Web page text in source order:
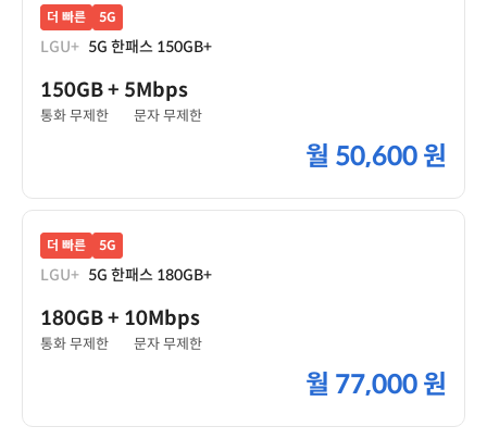
더 빠른 5G
LGU+ 5G 한패스 150GB+
150GB+ 5Mbps
통화 무제한 문자 무제한
월 50,600 원
더 빠른 5G
LGU+ 5G 한패스 180GB+
180GB+ 10Mbps
통화 무제한 문자 무제한
월 77,000 원